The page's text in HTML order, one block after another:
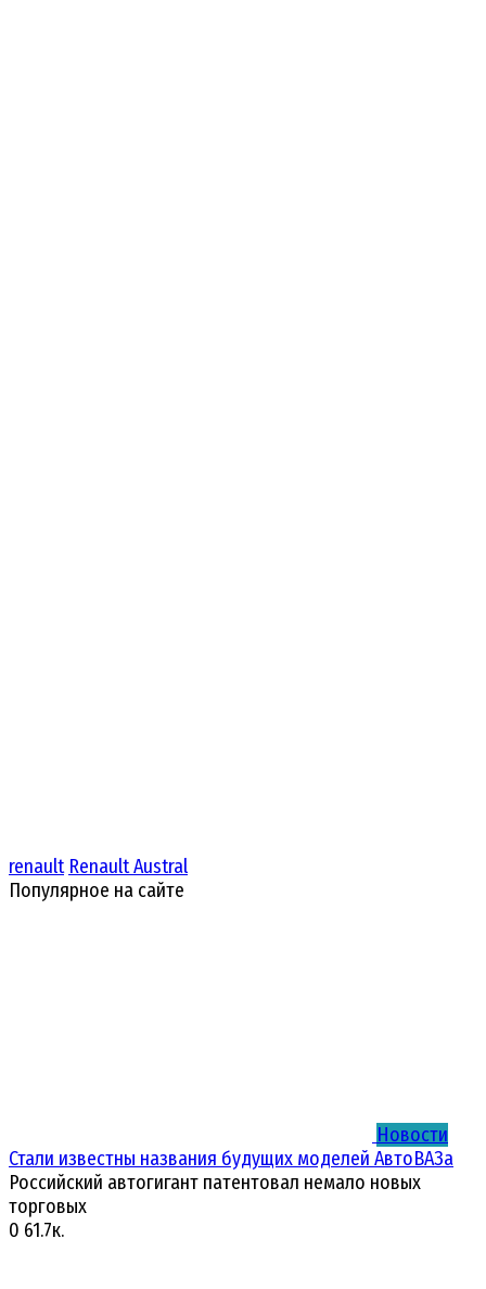
renault Renault Austral
Популярное на сайте
Новости
Стали известны названия будущих моделей АвтоВАЗа
Российский автогигант патентовал немало новых
торговых
0 61.7к.